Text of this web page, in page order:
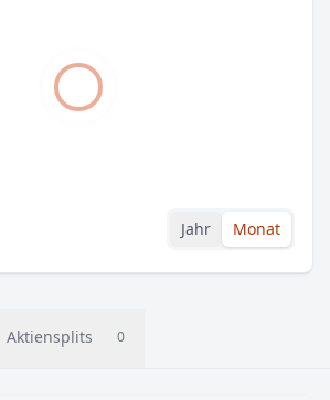
Jahr Monat
Aktiensplits 0